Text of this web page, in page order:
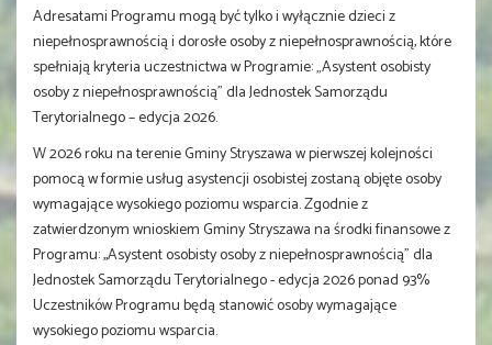
Adresatami Programu mogą być tylko i wyłącznie dzieci z
niepełnosprawnością i dorosłe osoby z niepełnosprawnością, które
spełniają kryteria uczestnictwa w Programie: „Asystent osobisty
osoby z niepełnosprawnością” dla Jednostek Samorządu
Terytorialnego – edycja 2026.
W 2026 roku na terenie Gminy Stryszawa w pierwszej kolejności
pomocą w formie usług asystencji osobistej zostaną objęte osoby
wymagające wysokiego poziomu wsparcia. Zgodnie z
zatwierdzonym wnioskiem Gminy Stryszawa na środki finansowe z
Programu: ,,Asystent osobisty osoby z niepełnosprawnością" dla
Jednostek Samorządu Terytorialnego - edycja 2026 ponad 93%
Uczestników Programu będą stanowić osoby wymagające
wysokiego poziomu wsparcia.